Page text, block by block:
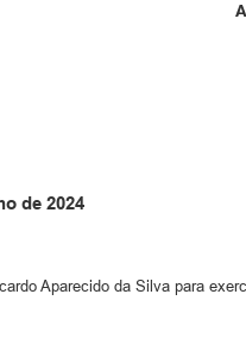
de 2024
Aparecido da Silva para